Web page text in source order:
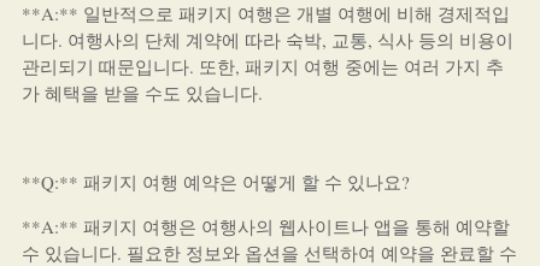
**A:** 일반적으로 패키지 여행은 개별 여행에 비해 경제적입
니다. 여행사의 단체 계약에 따라 숙박, 교통, 식사 등의 비용이
관리되기 때문입니다. 또한, 패키지 여행 중에는 여러 가지 추
가 혜택을 받을 수도 있습니다.
**Q:** 패키지 여행 예약은 어떻게 할 수 있나요?
**A:** 패키지 여행은 여행사의 웹사이트나 앱을 통해 예약할
수 있습니다. 필요한 정보와 옵션을 선택하여 예약을 완료할 수